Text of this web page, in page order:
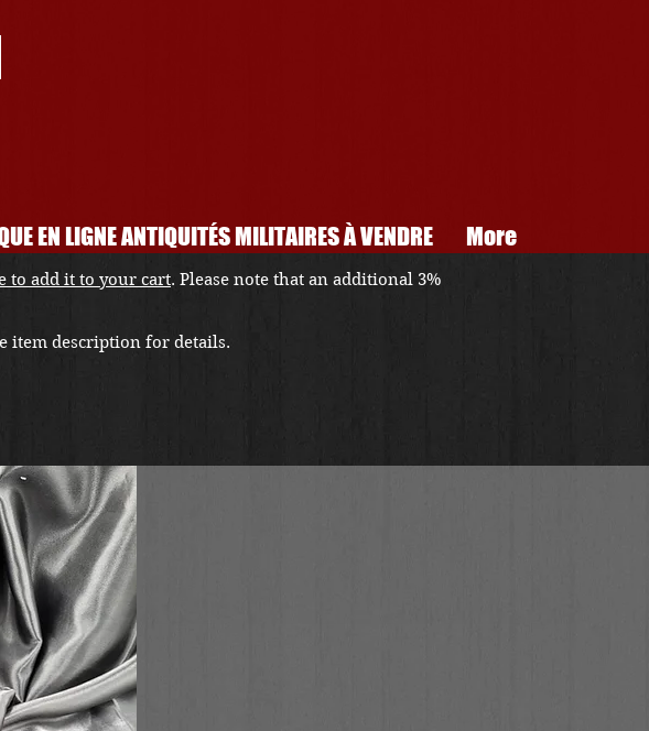
EN LIGNE ANTIQUITÉS MILITAIRES À VENDRE More
to add it to your cart. Please note that an additional 3%
item description for details.